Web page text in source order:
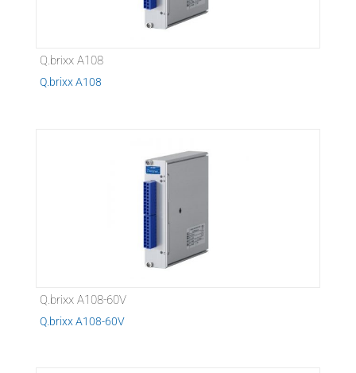
Q.brixx A108
Q.brixx A108
Q.brixx A108-60V
Q.brixx A108-60V